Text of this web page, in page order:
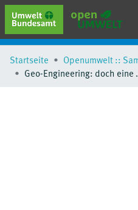
erweiterte Suche
Browse
Startseite Openumwelt ::
Geo-